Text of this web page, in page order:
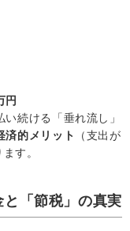
円
続ける「垂れ流し」
済的メリット
（支出が
す。
「節税」の真実